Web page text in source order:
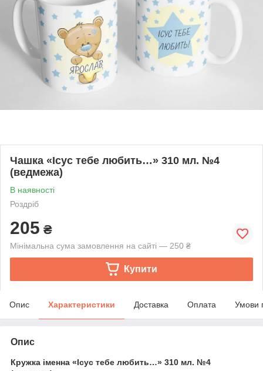
Чашка «Ісус тебе любить…» 310 мл. №4
(ведмежа)
В наявності
Роздріб
205 ₴
Мінімальна сума замовлення на сайті — 250 ₴
Купити
Опис Характеристики Доставка Оплата Умови
Опис
Кружка іменна «Ісус тебе любить…» 310 мл. №4